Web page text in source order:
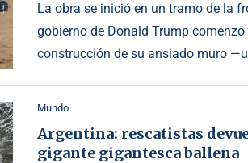
La obra se inició en un tramo de la
gobierno de Donald Trump comenzó
construcción de su ansiado muro
Mundo
Argentina: rescatistas
gigante gigantesca ballena